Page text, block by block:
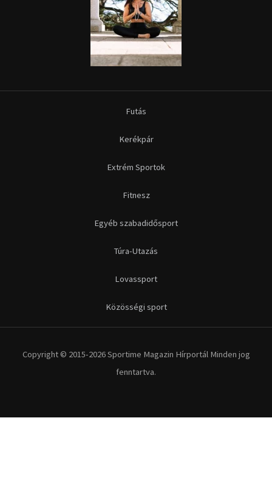
Futás
Kerékpár
Extrém Sportok
Fitnesz
Egyéb szabadidősport
Túra-Utazás
Lovassport
Közösségi sport
Copyright © 2015-2026 Sportime Magazin Hírportál Minden jog
fenntartva.